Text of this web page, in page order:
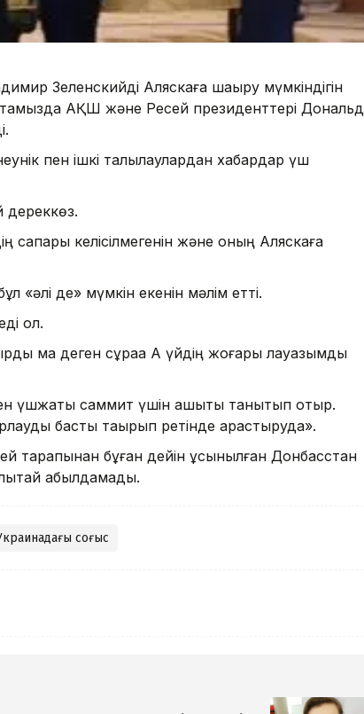
Зеленскийді Аляскаға шақыру мүмкіндігін
тамызда АҚШ және Ресей президенттері Дональд
пен ішкі талқылаулардан хабардар үш
дереккөз.
сапары келісілмегенін және оның Аляскаға
«әлі де» мүмкін екенін мәлім етті.
ол.
ма деген сұраққа Ақ үйдің жоғары лауазымды
саммит үшін ашықтық танытып отыр.
басты тақырып ретінде қарастыруда».
тарапынан бұған дейін ұсынылған Донбасстан
қабылдамады.
соғыс